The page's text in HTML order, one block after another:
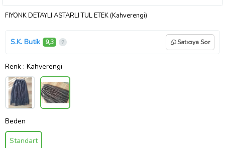
FİYONK DETAYLI ASTARLI TÜL ETEK (Kahverengi)
S.K. Butik 9,3 Satıcıya Sor
Renk : Kahverengi
Beden
Standart